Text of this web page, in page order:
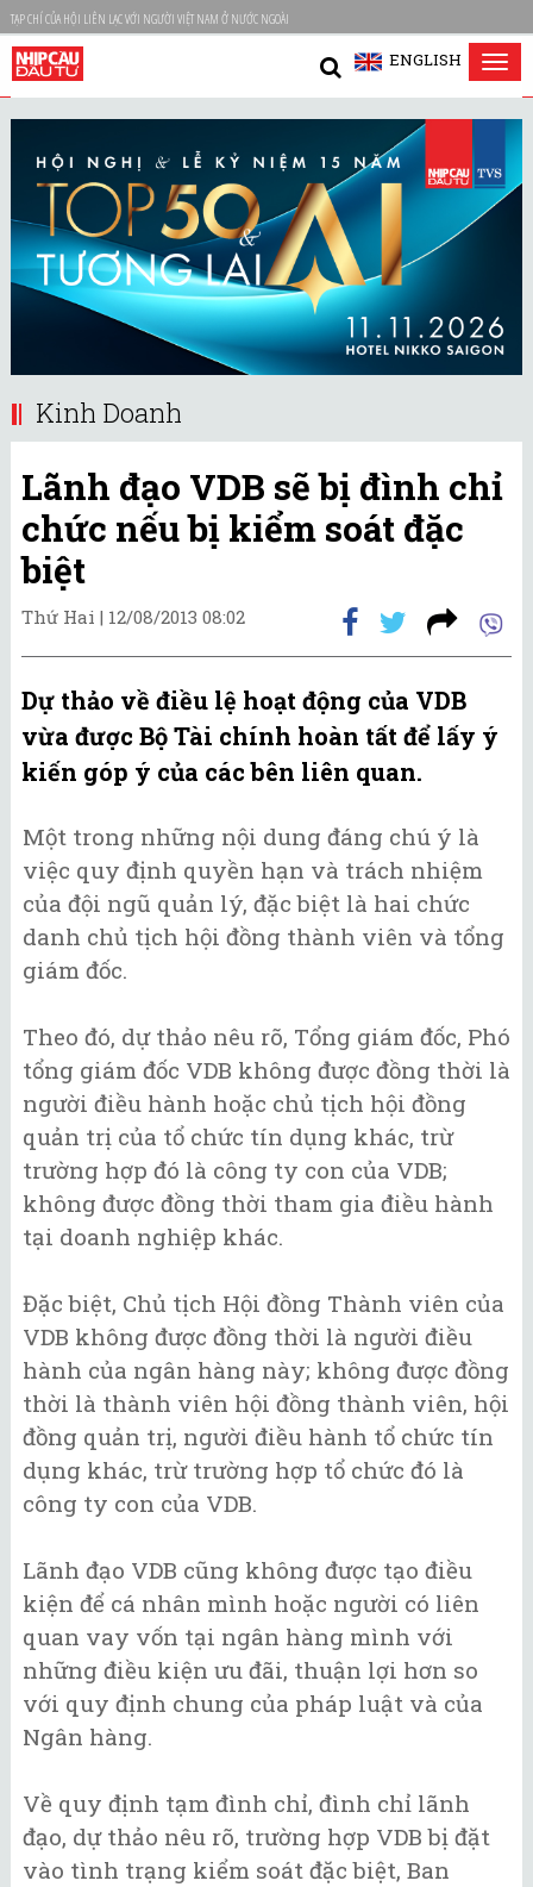
TẠP CHÍ CỦA HỘI LIÊN LẠC VỚI NGƯỜI VIỆT NAM Ở NƯỚC NGOÀI
ENGLISH
Kinh Doanh
Lãnh đạo VDB sẽ bị đình chỉ
chức nếu bị kiểm soát đặc
biệt
Thứ Hai | 12/08/2013 08:02
Dự thảo về điều lệ hoạt động của VDB
vừa được Bộ Tài chính hoàn tất để lấy ý
kiến góp ý của các bên liên quan.
Một trong những nội dung đáng chú ý là
việc quy định quyền hạn và trách nhiệm
của đội ngũ quản lý, đặc biệt là hai chức
danh chủ tịch hội đồng thành viên và tổng
giám đốc.
Theo đó, dự thảo nêu rõ, Tổng giám đốc, Phó
tổng giám đốc VDB không được đồng thời là
người điều hành hoặc chủ tịch hội đồng
quản trị của tổ chức tín dụng khác, trừ
trường hợp đó là công ty con của VDB;
không được đồng thời tham gia điều hành
tại doanh nghiệp khác.
Đặc biệt, Chủ tịch Hội đồng Thành viên của
VDB không được đồng thời là người điều
hành của ngân hàng này; không được đồng
thời là thành viên hội đồng thành viên, hội
đồng quản trị, người điều hành tổ chức tín
dụng khác, trừ trường hợp tổ chức đó là
công ty con của VDB.
Lãnh đạo VDB cũng không được tạo điều
kiện để cá nhân mình hoặc người có liên
quan vay vốn tại ngân hàng mình với
những điều kiện ưu đãi, thuận lợi hơn so
với quy định chung của pháp luật và của
Ngân hàng.
Về quy định tạm đình chỉ, đình chỉ lãnh
đạo, dự thảo nêu rõ, trường hợp VDB bị đặt
vào tình trạng kiểm soát đặc biệt, Ban